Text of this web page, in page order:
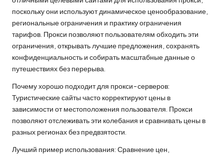
поскольку они используют динамическое ценообразование,
региональные ограничения и практику ограничения
тарифов. Прокси позволяют пользователям обходить эти
ограничения, открывать лучшие предложения, сохранять
конфиденциальность и собирать масштабные данные о
путешествиях без перерыва.
Почему хорошо подходит для прокси-серверов:
Туристические сайты часто корректируют цены в
зависимости от местоположения пользователя. Прокси
позволяют отслеживать эти колебания и сравнивать цены в
разных регионах без предвзятости.
Лучший пример использования: Сравнение цен,